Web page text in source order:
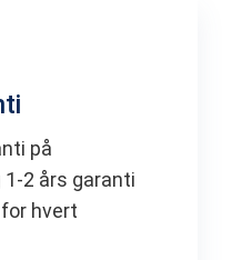
på
2 års garanti
hvert